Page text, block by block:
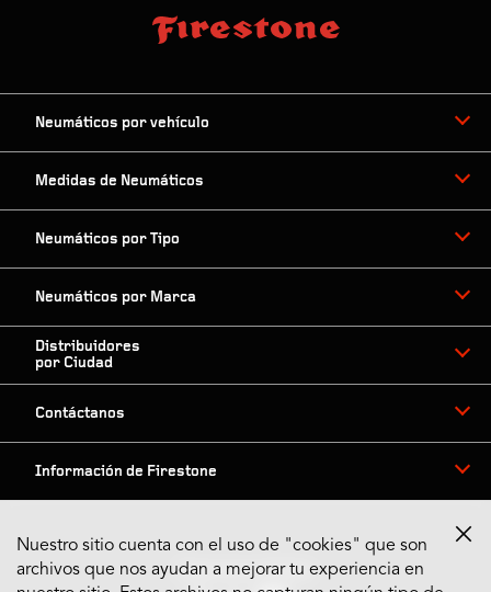
Neumáticos por vehículo
Medidas de Neumáticos
Neumáticos por Tipo
Neumáticos por Marca
Distribuidores
por Ciudad
Contáctanos
Información de Firestone
Síguenos en Redes
Nuestro sitio cuenta con el uso de "cookies" que son
archivos que nos ayudan a mejorar tu experiencia en